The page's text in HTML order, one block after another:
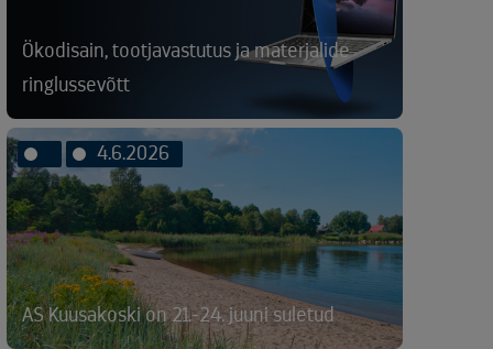
Ökodisain, tootjavastutus ja materjalide
ringlussevõtt
4.6.2026
AS Kuusakoski on 21.-24. juuni suletud